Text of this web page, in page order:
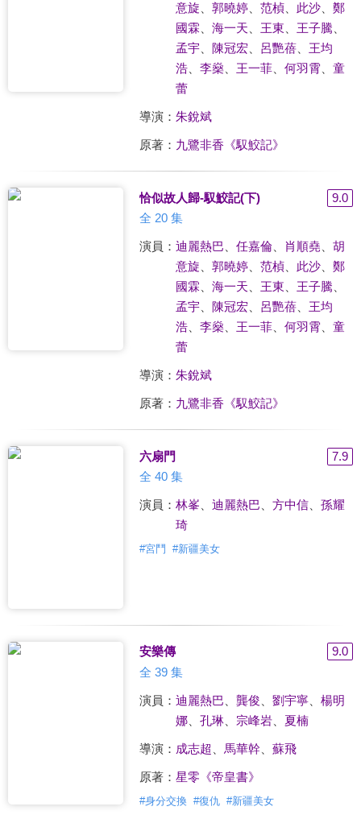
意旋
郭曉婷、 范楨、 此沙、 鄭
國霖
海一天 王東 王子騰
孟宇、 陳冠宏 呂艷蓓、 王均
浩、 李燊、 王一菲、 何羽霄、 童
蕾
導演： 朱銳斌
原著： 九鷺非香《馭鮫記》
恰似故人歸-馭鮫記(下)
9.0
全 20 集
演員： 迪麗熱巴 任嘉倫、 肖順堯
胡
意旋
郭曉婷、 范楨、 此沙、 鄭
國霖
海一天 王東 王子騰
孟宇、 陳冠宏 呂艷蓓、 王均
浩、 李燊、 王一菲、 何羽霄、 童
蕾
導演： 朱銳斌
原著： 九鷺非香《馭鮫記》
六扇門
7.9
全 40 集
演員： 林峯 迪麗熱巴 方中信、 孫耀
琦
#宮鬥 #新疆美女
安樂傳
9.0
全 39 集
演員： 迪麗熱巴 龔俊 劉宇寧、 楊明
娜、 孔琳、 宗峰岩、 夏楠
導演： 成志超 馬華幹 蘇飛
原著： 星零《帝皇書》
#身分交換 #復仇 #新疆美女